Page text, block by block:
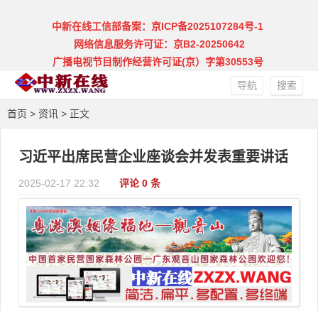
中新在线工信部备案：京ICP备2025107284号-1
网络信息服务许可证：京B2-20250642
广播电视节目制作经营许可证(京）字第30553号
搜索
导航
首页 > 资讯 > 正文
习近平出席民营企业座谈会并发表重要讲话
2025-02-17 22:32 评论 0 条